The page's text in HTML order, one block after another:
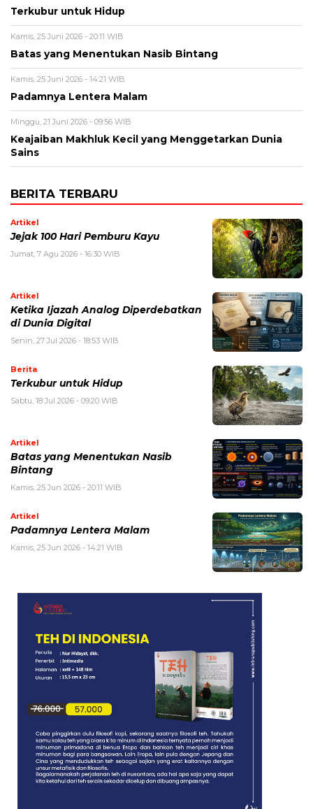
Terkubur untuk Hidup
Kamis, 25 Juni 2026 - 20:11 WIB
Batas yang Menentukan Nasib Bintang
Kamis, 25 Juni 2026 - 14:21 WIB
Padamnya Lentera Malam
Minggu, 21 Juni 2026 - 09:56 WIB
Keajaiban Makhluk Kecil yang Menggetarkan Dunia
Sains
BERITA TERBARU
Artikel
Jejak 100 Hari Pemburu Kayu
Jumat, 7 Agu 2026 - 16:30 WIB
Artikel
Ketika Ijazah Analog Diperdebatkan
di Dunia Digital
Senin, 27 Jul 2026 - 18:53 WIB
Berita
Terkubur untuk Hidup
Sabtu, 18 Jul 2026 - 09:20 WIB
Artikel
Batas yang Menentukan Nasib
Bintang
Kamis, 25 Jun 2026 - 20:11 WIB
Artikel
Padamnya Lentera Malam
Kamis, 25 Jun 2026 - 14:21 WIB